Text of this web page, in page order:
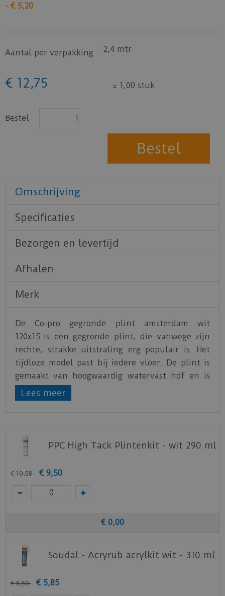
- € 5,20
Aantal per verpakking 2,4 mtr
€ 12 ,75 = 1,00 stuk
Bestel
Omschrijving
Specificaties
Bezorgen en levertijd
Afhalen
Merk
De Co-pro gegronde plint amsterdam wit
120x15 is een gegronde plint, die vanwege zijn
rechte, strakke uitstraling erg populair is. Het
tijdloze model past bij iedere vloer. De plint is
gemaakt van hoogwaardig watervast hdf en is
rondom voorzien van witte grondlak. De plint is
eenvoudig over te schilderen in elke gewenste
Lees meer
PPC High Tack Plintenkit - wit 290 ml
€ 10,58 € 9,50
€ 0,00
Soudal - Acryrub acrylkit wit - 310 ml
€ 6,50 € 5,85